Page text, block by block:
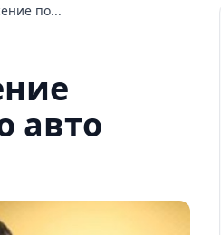
по...
авто